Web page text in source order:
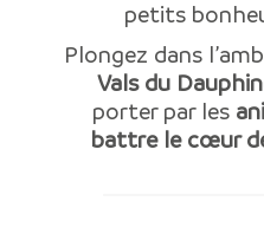
petits
Plongez dans
Vals du
porter par les
battre le cœur